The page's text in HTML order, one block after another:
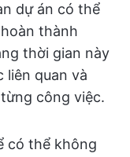
dự án có thể
thành
thời gian này
liên quan và
công việc.
có thể không